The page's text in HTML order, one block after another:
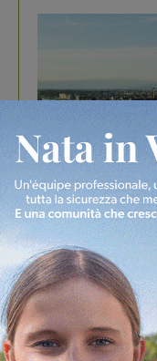
In vetrina 6 Agosto
Gita di famiglia
divertire i tuoi